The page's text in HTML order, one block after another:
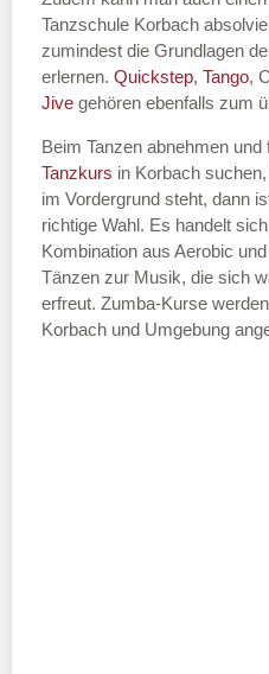
Tanzart*
Tanzschule Korbach
zumindest die Grundlagen
erlernen. Quickstep, Tango,
Jive gehören ebenfalls zum
Beim Tanzen abnehmen
Tanzkurs in Korbach
im Vordergrund steht, dann
richtige Wahl. Es handelt
Kombination aus Aerobic
Tänzen zur Musik, die sich
erfreut. Zumba-Kurse
Korbach und Umgebung